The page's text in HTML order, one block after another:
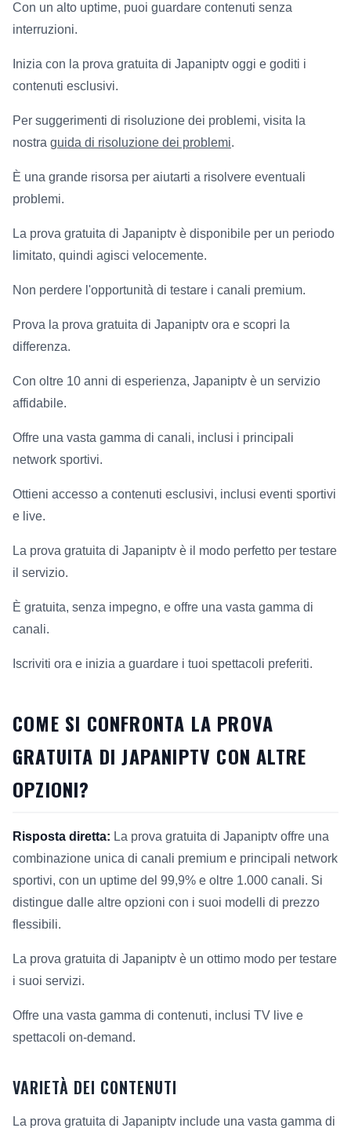
Con un alto uptime, puoi guardare contenuti senza
interruzioni.
Inizia con la prova gratuita di Japaniptv oggi e goditi i
contenuti esclusivi.
Per suggerimenti di risoluzione dei problemi, visita la
nostra guida di risoluzione dei problemi.
È una grande risorsa per aiutarti a risolvere eventuali
problemi.
La prova gratuita di Japaniptv è disponibile per un periodo
limitato, quindi agisci velocemente.
Non perdere l'opportunità di testare i canali premium.
Prova la prova gratuita di Japaniptv ora e scopri la
differenza.
Con oltre 10 anni di esperienza, Japaniptv è un servizio
affidabile.
Offre una vasta gamma di canali, inclusi i principali
network sportivi.
Ottieni accesso a contenuti esclusivi, inclusi eventi sportivi
e live.
La prova gratuita di Japaniptv è il modo perfetto per testare
il servizio.
È gratuita, senza impegno, e offre una vasta gamma di
canali.
Iscriviti ora e inizia a guardare i tuoi spettacoli preferiti.
COME SI CONFRONTA LA PROVA
GRATUITA DI JAPANIPTV CON ALTRE
OPZIONI?
Risposta diretta: La prova gratuita di Japaniptv offre una
combinazione unica di canali premium e principali network
sportivi, con un uptime del 99,9% e oltre 1.000 canali. Si
distingue dalle altre opzioni con i suoi modelli di prezzo
flessibili.
La prova gratuita di Japaniptv è un ottimo modo per testare
i suoi servizi.
Offre una vasta gamma di contenuti, inclusi TV live e
spettacoli on-demand.
VARIETÀ DEI CONTENUTI
La prova gratuita di Japaniptv include una vasta gamma di